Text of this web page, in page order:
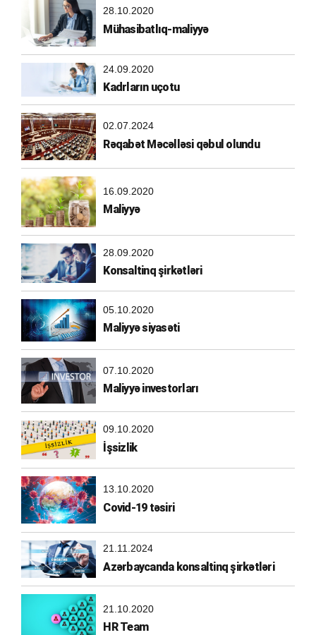
28.10.2020
Mühasibatlıq-maliyyə
24.09.2020
Kadrların uçotu
02.07.2024
Rəqabət Məcəlləsi qəbul olundu
16.09.2020
Maliyyə
28.09.2020
Konsaltinq şirkətləri
05.10.2020
Maliyyə siyasəti
07.10.2020
Maliyyə investorları
09.10.2020
İşsizlik
13.10.2020
Covid-19 təsiri
21.11.2024
Azərbaycanda konsaltinq şirkətləri
21.10.2020
HR Team